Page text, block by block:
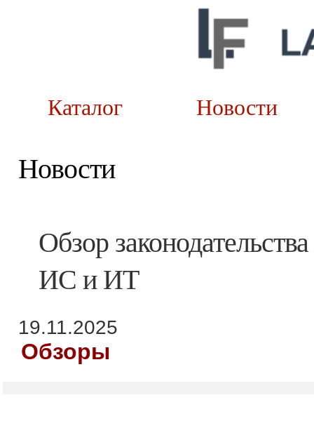
Каталог
Новости
Обзор
ИС и ИТ
19.11.2025
Обзоры